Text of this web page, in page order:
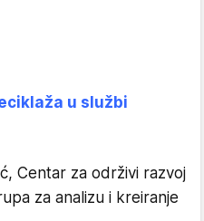
u službi
Centar za održivi razvoj
za analizu i kreiranje